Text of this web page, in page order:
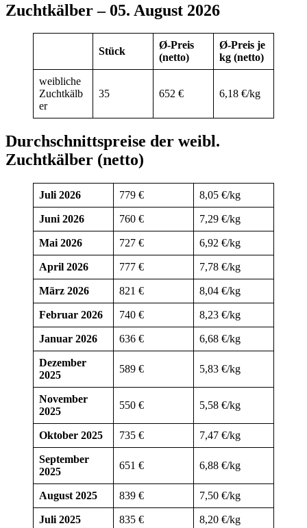
Zuchtkälber – 05. August 2026
Stück
Ø-Preis
(netto)
Ø-Preis je
kg (netto)
weibliche
Zuchtkälb
er
35 652 € 6,18 €/kg
Durchschnittspreise der weibl.
Zuchtkälber (netto)
Juli 2026 779 € 8,05 €/kg
Juni 2026 760 € 7,29 €/kg
Mai 2026 727 € 6,92 €/kg
April 2026 777 € 7,78 €/kg
März 2026 821 € 8,04 €/kg
Februar 2026 740 € 8,23 €/kg
Januar 2026 636 € 6,68 €/kg
Dezember
2025
589 € 5,83 €/kg
November
2025
550 € 5,58 €/kg
Oktober 2025 735 € 7,47 €/kg
September
2025
651 € 6,88 €/kg
August 2025 839 € 7,50 €/kg
Juli 2025 835 € 8,20 €/kg